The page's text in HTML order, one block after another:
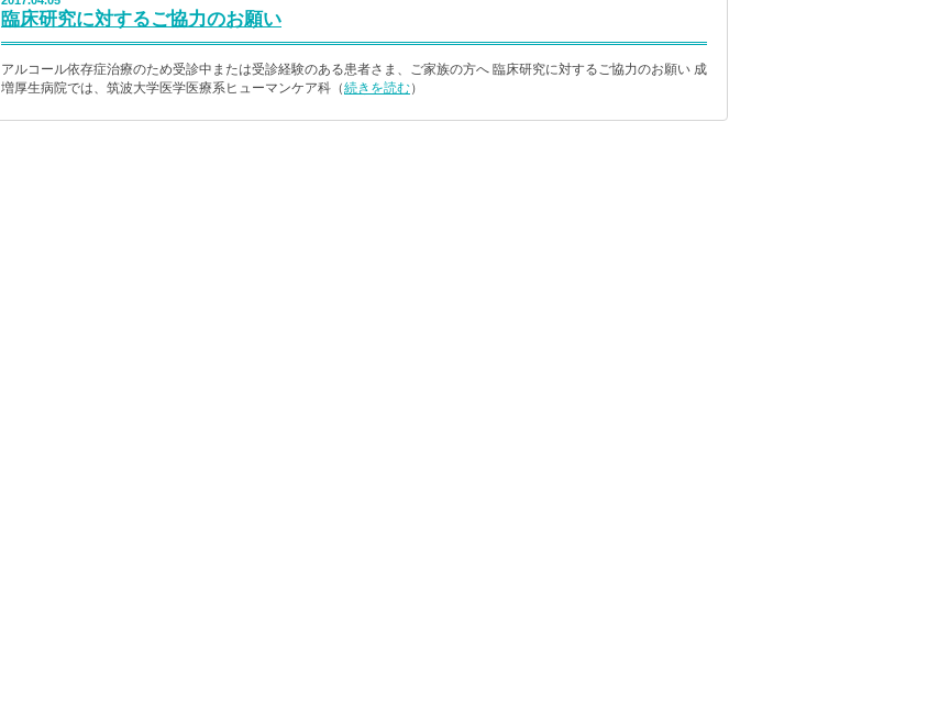
臨床研究に対するご協力のお願い
アルコール依存症治療のため受診中または受診経験のある患者さま、ご家族の方へ 臨床研究に対するご協力のお願い 成
増厚生病院では、筑波大学医学医療系ヒューマンケア科（続きを読む）